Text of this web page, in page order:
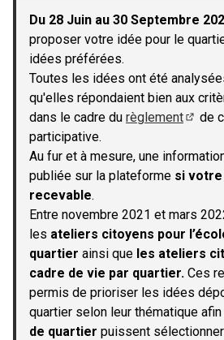
−
Du 28 Juin au 30 Septembre
proposer votre idée pour le
idées préférées.
Toutes les idées ont été
qu'elles répondaient bien aux
dans le cadre du règlement
de
participative.
Au fur et à mesure, une
publiée sur la plateforme si votre
recevable.
Entre novembre 2021 et mars
les ateliers citoyens pour
quartier ainsi que les ateliers
cadre de vie par quartier. Ces
permis de prioriser les idées
quartier selon leur thématique
de quartier puissent